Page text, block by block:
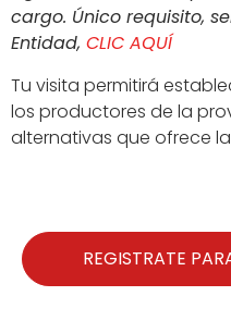
cargo. Único requisito,
Entidad, CLIC AQUÍ
Tu visita permitirá
los productores de la
alternativas que ofrece
REGISTRATE